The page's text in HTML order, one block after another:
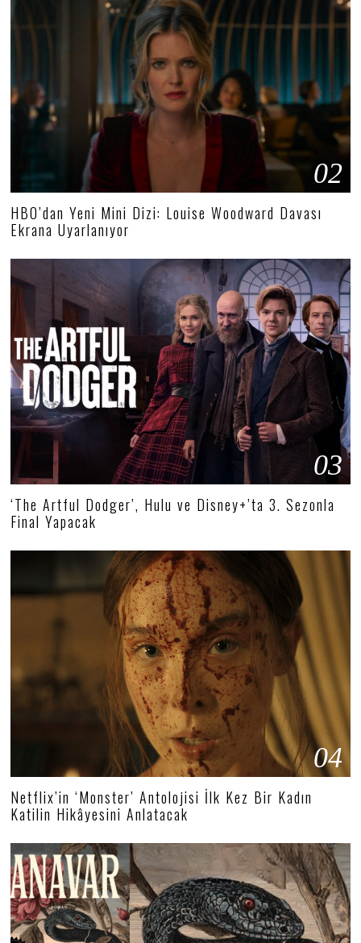
02
HBO’dan Yeni Mini Dizi: Louise Woodward Davası
Ekrana Uyarlanıyor
03
‘The Artful Dodger’, Hulu ve Disney+’ta 3. Sezonla
Final Yapacak
04
Netflix’in ‘Monster’ Antolojisi İlk Kez Bir Kadın
Katilin Hikâyesini Anlatacak